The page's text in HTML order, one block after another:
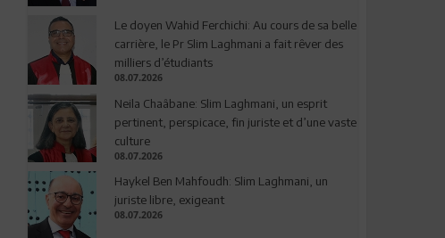
Le doyen Wahid Ferchichi: Au cours de sa belle
carrière, le Pr Slim Laghmani a fait rêver des
milliers d’étudiants
08.07.2026
Neila Chaâbane: Slim Laghmani, un esprit
pertinent, perspicace, fin juriste et d’une vaste
culture
08.07.2026
Haykel Ben Mahfoudh: Slim Laghmani, un
juriste libre, exigeant
08.07.2026